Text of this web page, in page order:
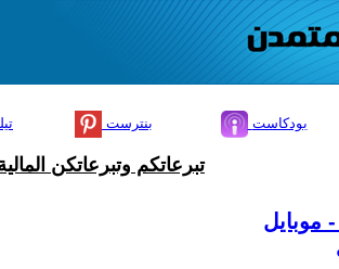
بنترست بودكاست
تبرعاتكم وتبرعاتكن
- موبايل